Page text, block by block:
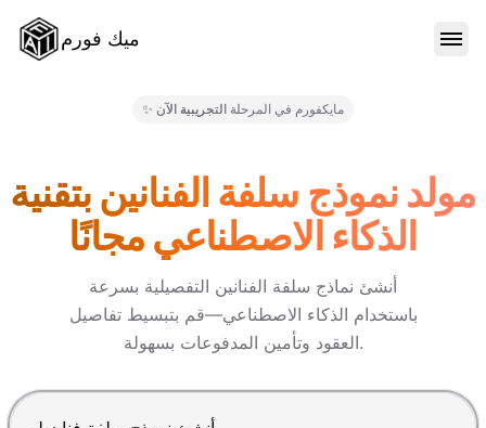
ميك فورم
المدونة
الأسعار
تسجيل الدخول
✨ مايكفورم في المرحلة التجريبية الآن
مولد نموذج سلفة الفنانين بتقنية
الذكاء الاصطناعي مجانًا
أنشئ نماذج سلفة الفنانين التفصيلية بسرعة
باستخدام الذكاء الاصطناعي—قم بتبسيط تفاصيل
العقود وتأمين المدفوعات بسهولة.